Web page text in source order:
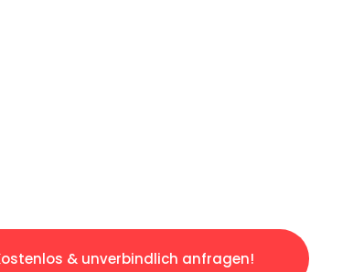
& unverbindlich anfragen!